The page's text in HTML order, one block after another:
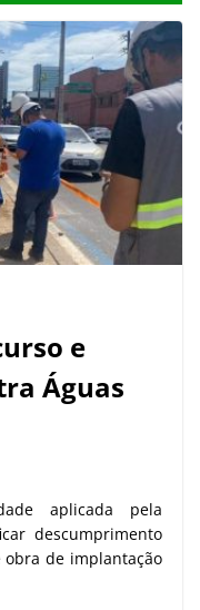
e
Águas
aplicada pela
descumprimento
de implantação